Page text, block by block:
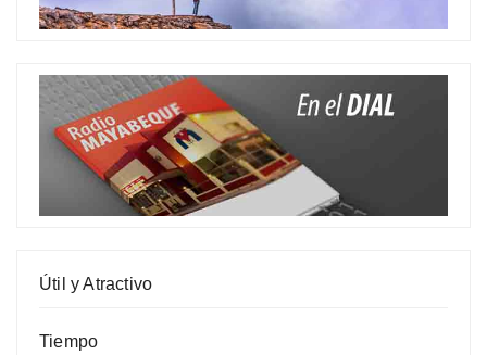
Útil y Atractivo
Tiempo